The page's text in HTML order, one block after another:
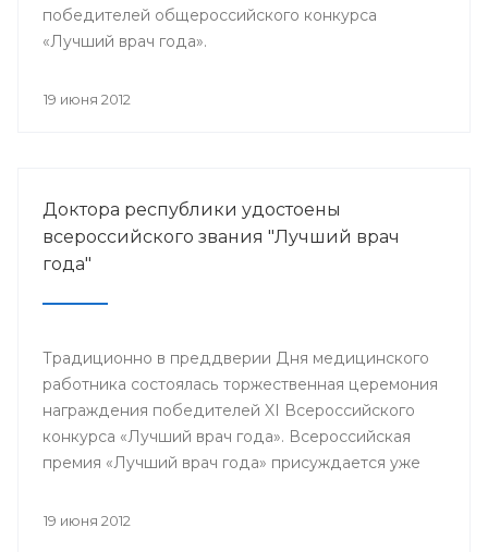
победителей общероссийского конкурса
«Лучший врач года».
19 июня 2012
Доктора республики удостоены
всероссийского звания "Лучший врач
года"
Традиционно в преддверии Дня медицинского
работника состоялась торжественная церемония
награждения победителей XI Всероссийского
конкурса «Лучший врач года». Всероссийская
премия «Лучший врач года» присуждается уже
лучшего боролись специалисты со всей страны.
19 июня 2012